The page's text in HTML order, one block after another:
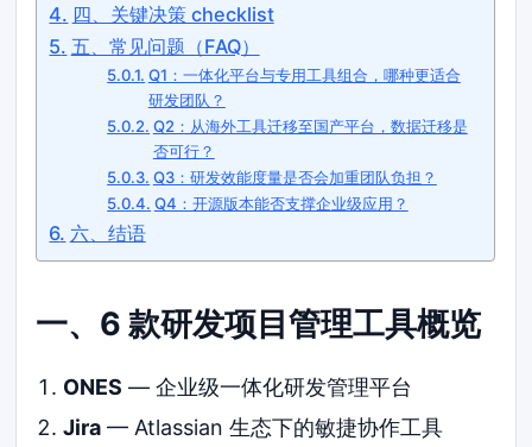
四、关键决策 checklist
五、常见问题（FAQ）
Q1：一体化平台与专用工具组合，哪种更适合
研发团队？
Q2：从海外工具迁移至国产平台，数据迁移是
否可行？
Q3：研发效能度量是否会加重团队负担？
Q4：开源版本能否支撑企业级应用？
六、结语
一、6 款研发项目管理工具概览
ONES — 企业级一体化研发管理平台
Jira— Atlassian 生态下的敏捷协作工具